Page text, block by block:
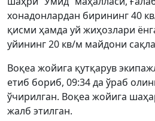
хонадонлардан бирининг 40
қисми ҳамда уй жиҳозлари
уйининг 20 кв/м майдони
Воқеа жойига қутқарув
етиб бориб, 09:34 да ўраб
ўчирилган. Воқеа жойига
жалб этилган.